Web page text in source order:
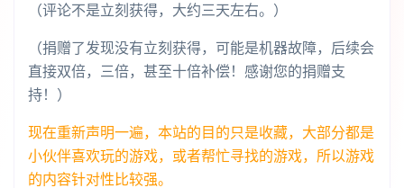
（评论不是立刻获得，大约三天左右。）
（捐赠了发现没有立刻获得，可能是机器故障，后续会
直接双倍，三倍，甚至十倍补偿！感谢您的捐赠支
持！）
现在重新声明一遍，本站的目的只是收藏，大部分都是
小伙伴喜欢玩的游戏，或者帮忙寻找的游戏，所以游戏
的内容针对性比较强。